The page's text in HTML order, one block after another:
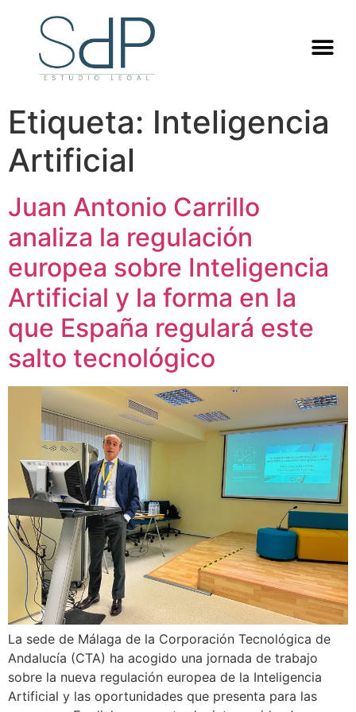
Etiqueta: Inteligencia
Artificial
Juan Antonio Carrillo
analiza la regulación
europea sobre Inteligencia
Artificial y la forma en la
que España regulará este
salto tecnológico
La sede de Málaga de la Corporación Tecnológica de
Andalucía (CTA) ha acogido una jornada de trabajo
sobre la nueva regulación europea de la Inteligencia
Artificial y las oportunidades que presenta para las